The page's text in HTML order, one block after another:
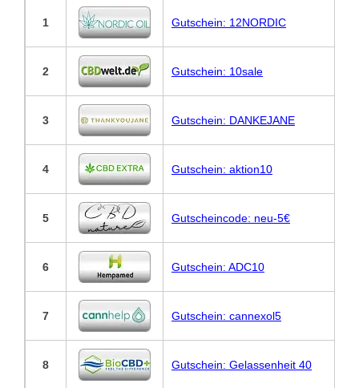
1 Gutschein: 12NORDIC
2 Gutschein: 10sale
3 Gutschein: DANKEJANE
4 Gutschein: aktion10
5 Gutscheincode: neu-5€
6 Gutschein: ADC10
7 Gutschein: cannexol5
8 Gutschein: Gelassenheit 40